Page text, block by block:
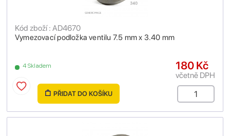
Vymezovací podložka ventilu 7.5 mm x 3.40 mm
Kód zboží : AD4670
4 Skladem 180 Kč
včetně DPH
PŘIDAT DO KOŠÍKU